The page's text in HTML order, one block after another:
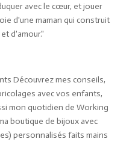
avec le cœur, et jouer
d'une maman qui construit
d'amour."
Découvrez mes conseils,
avec vos enfants,
mon quotidien de Working
boutique de bijoux avec
personnalisés faits mains